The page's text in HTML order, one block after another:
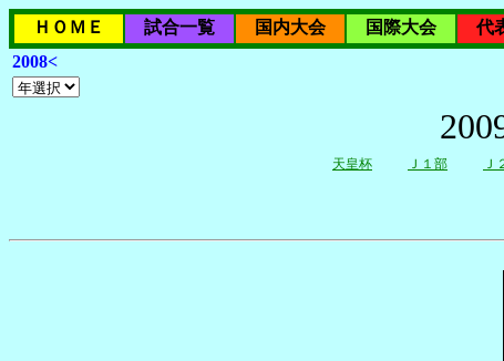
ＨＯＭＥ 試合一覧 国内大会 国際大会 代
2008<
天皇杯 Ｊ１部 Ｊ